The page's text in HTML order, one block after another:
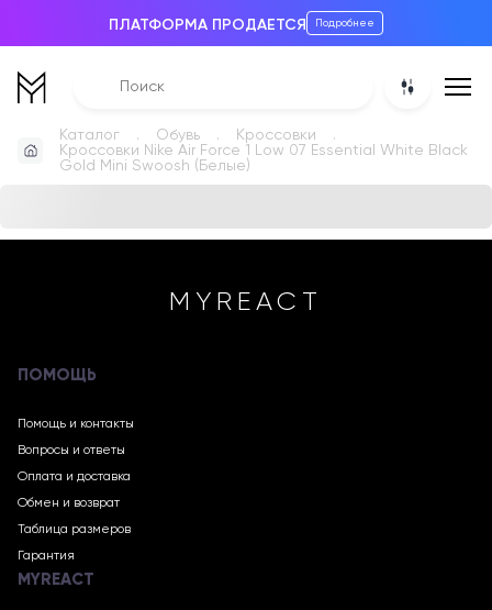
ПЛАТФОРМА ПРОДАЕТСЯ Подробнее
Каталог Обувь
Кроссовки
Кроссовки Nike Air Force 1 Low 07 Essential White Black
Gold Mini Swoosh (Белые)
MYREACT
ПОМОЩЬ
Помощь и контакты
Вопросы и ответы
Оплата и доставка
Обмен и возврат
Таблица размеров
Гарантия
MYREACT